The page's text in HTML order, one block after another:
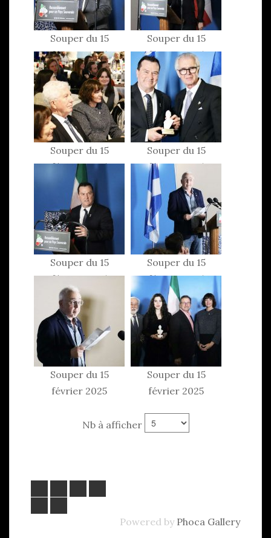
Souper du 15
février 2025
Souper du 15
février 2025
Souper du 15
février 2025
Souper du 15
février 2025
Souper du 15
février 2025
Souper du 15
février 2025
Souper du 15
février 2025
Souper du 15
février 2025
Nb à afficher
Powered by Phoca Gallery